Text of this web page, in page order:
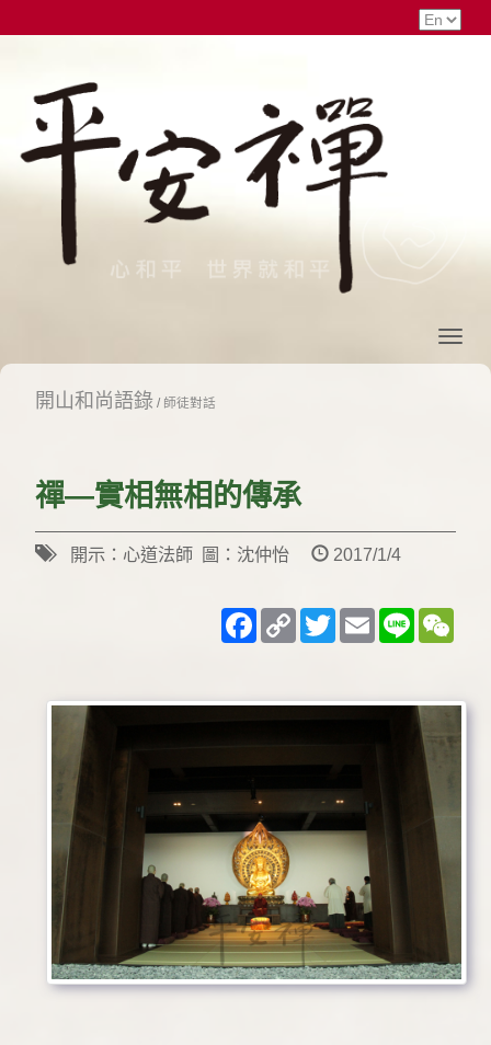
開山和尚語錄/ 師徒對話
禪—實相無相的傳承
開示：心道法師 圖：沈仲怡 2017/1/4
Facebook
Copy
Link
TwitterEmailLine